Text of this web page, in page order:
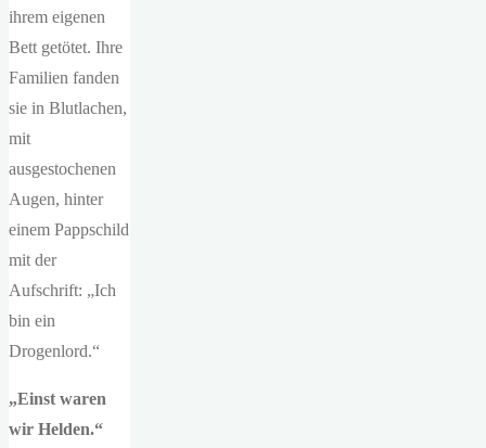
ihrem eigenen
Bett getötet. Ihre
Familien fanden
sie in Blutlachen,
mit
ausgestochenen
Augen, hinter
einem Pappschild
mit der
Aufschrift: „Ich
bin ein
Drogenlord.“
„Einst waren
wir Helden.“